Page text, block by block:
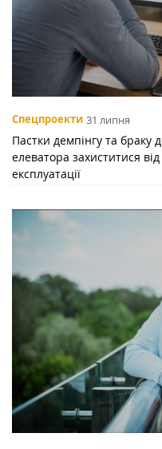
Спецпроекти 31 липня
Пастки демпінгу та браку
елеватора захиститися
експлуатації